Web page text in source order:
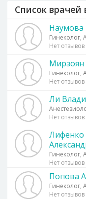
Список
Гинеколог,
Нет отзывов
Мирзоян
Гинеколог,
Нет отзывов
Ли
Нет отзывов
Лифенко
Гинеколог,
Нет отзывов
Попова
Гинеколог,
Нет отзывов